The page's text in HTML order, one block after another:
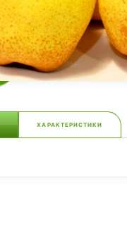
ХАРАКТЕРИСТИКИ